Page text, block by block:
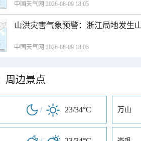
中国天气网 2026-08-09 18:05
山洪灾害气象预警：浙江局地发生
中国天气网 2026-08-09 18:05
周边景点
/ 23/34°C 万山